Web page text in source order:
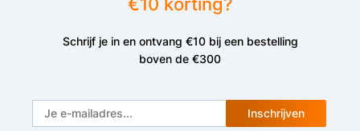
Schrijf je in en ontvang €10 bij een bestelling
boven de €300
Inschrijven